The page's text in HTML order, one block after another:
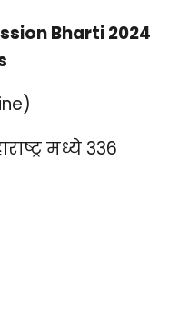
Bharti 2024
मध्ये 336